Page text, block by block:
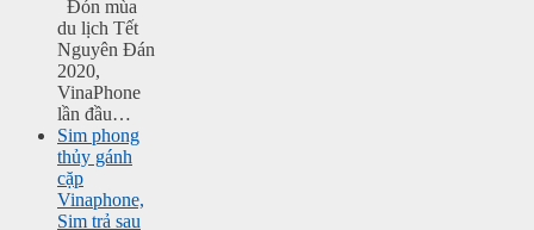
Đón mùa
du lịch Tết
Nguyên Đán
2020,
VinaPhone
lần đầu…
Sim phong
thủy gánh
cặp
Vinaphone,
Sim trả sau